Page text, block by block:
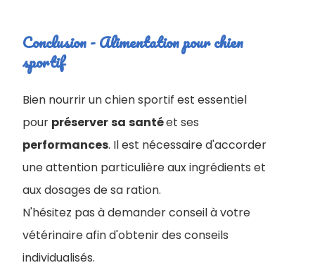
Conclusion - Alimentation pour chien
sportif
Bien nourrir un chien sportif est essentiel
pour préserversa santéet ses
performances. Il est nécessaire d'accorder
une attention particulière aux ingrédients et
aux dosages de sa ration.
N'hésitez pas à demander conseil à votre
vétérinaire afin d'obtenir des conseils
individualisés.